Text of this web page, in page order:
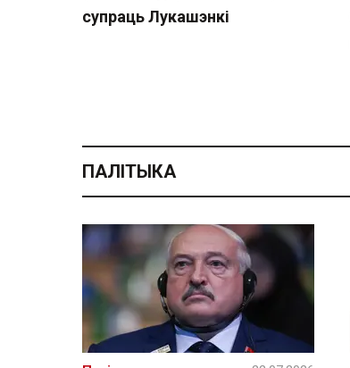
супраць Лукашэнкі
ПАЛІТЫКА